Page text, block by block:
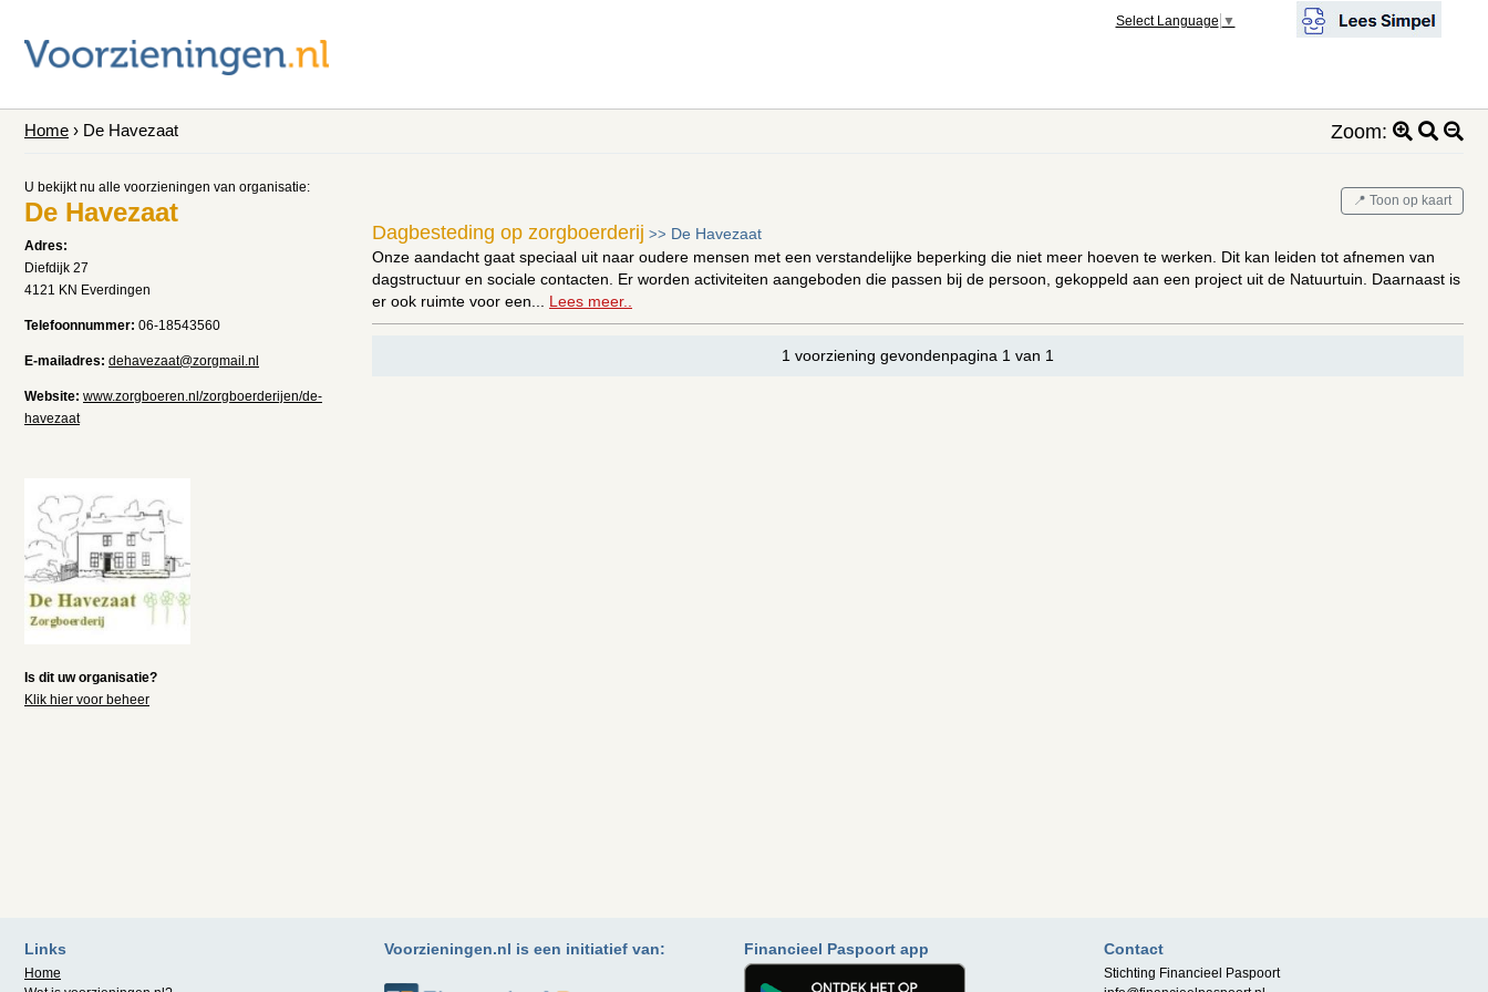
Select Language ▼
Home › De Havezaat Zoom:
U bekijkt nu alle voorzieningen van organisatie:
De Havezaat
Adres:
Diefdijk 27
4121 KN Everdingen
Telefoonnummer: 06-18543560
E-mailadres: dehavezaat@zorgmail.nl
Website: www.zorgboeren.nl/zorgboerderijen/de-
havezaat
Is dit uw organisatie?
Klik hier voor beheer
📍 Toon op kaart
Dagbesteding op zorgboerderij >> De Havezaat
Onze aandacht gaat speciaal uit naar oudere mensen met een verstandelijke beperking die niet meer hoeven te werken. Dit kan leiden tot afnemen van
dagstructuur en sociale contacten. Er worden activiteiten aangeboden die passen bij de persoon, gekoppeld aan een project uit de Natuurtuin. Daarnaast is
er ook ruimte voor een... Lees meer..
1 voorziening gevondenpagina 1 van 1
Links
Home
Voorzieningen.nl is een initiatief van: Financieel Paspoort app Contact
Stichting Financieel Paspoort